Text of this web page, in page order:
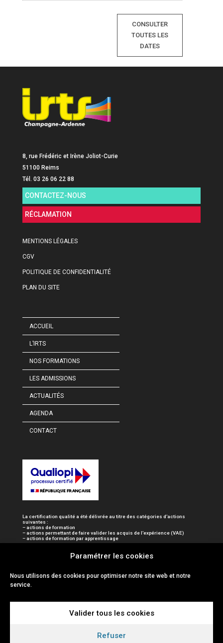
Paramétrer les cookies
Nous utilisons des cookies pour optimiser notre site web et notre
service.
Valider tous les cookies
Refuser
CONSULTER
TOUTES LES
DATES
8, rue Frédéric et Irène Joliot-Curie
51100 Reims
Tél. 03 26 06 22 88
CONTACTEZ-NOUS
RÉCLAMATION
MENTIONS LÉGALES
CGV
POLITIQUE DE CONFIDENTIALITÉ
PLAN DU SITE
ACCUEIL
L’IRTS
NOS FORMATIONS
LES ADMISSIONS
ACTUALITÉS
AGENDA
CONTACT
La certification qualité a été délivrée au titre des catégories d’actions
suivantes :
– actions de formation
– actions permettant de faire valider les acquis de l’expérience (VAE)
– actions de formation par apprentissage